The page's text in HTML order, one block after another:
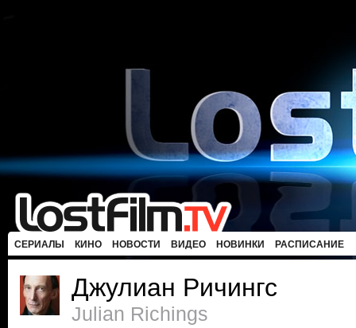
СЕРИАЛЫ КИНО НОВОСТИ ВИДЕО НОВИНКИ РАСПИСАНИЕ
Джулиан Ричингс
Julian Richings